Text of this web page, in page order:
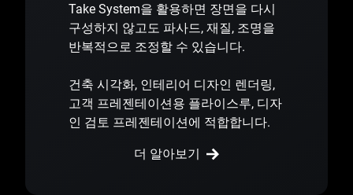
Take System을 활용하면 장면을 다시
구성하지 않고도 파사드, 재질, 조명을
반복적으로 조정할 수 있습니다.
건축 시각화, 인테리어 디자인 렌더링,
고객 프레젠테이션용 플라이스루, 디자
인 검토 프레젠테이션에 적합합니다.
더 알아보기